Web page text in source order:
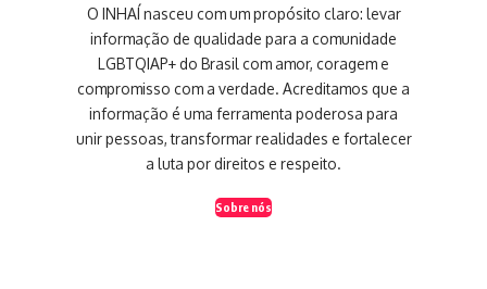
O INHAÍ nasceu com um propósito claro: levar
informação de qualidade para a comunidade
LGBTQIAP+ do Brasil com amor, coragem e
compromisso com a verdade. Acreditamos que a
informação é uma ferramenta poderosa para
unir pessoas, transformar realidades e fortalecer
a luta por direitos e respeito.
Sobre nós